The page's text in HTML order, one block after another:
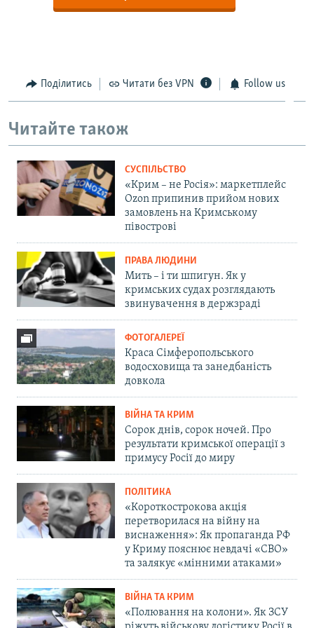
Поділитись Читати без VPN Follow us
Читайте також
СУСПІЛЬСТВО
«Крим – не Росія»: маркетплейс
Ozon припинив прийом нових
замовлень на Кримському
півострові
ПРАВА ЛЮДИНИ
Мить – і ти шпигун. Як у
кримських судах розглядають
звинувачення в держзраді
ФОТОГАЛЕРЕЇ
Краса Сімферопольського
водосховища та занедбаність
довкола
ВІЙНА ТА КРИМ
Сорок днів, сорок ночей. Про
результати кримської операції з
примусу Росії до миру
ПОЛІТИКА
«Короткострокова акція
перетворилася на війну на
виснаження»: Як пропаганда РФ
у Криму пояснює невдачі «СВО»
та залякує «мінними атаками»
ВІЙНА ТА КРИМ
«Полювання на колони». Як ЗСУ